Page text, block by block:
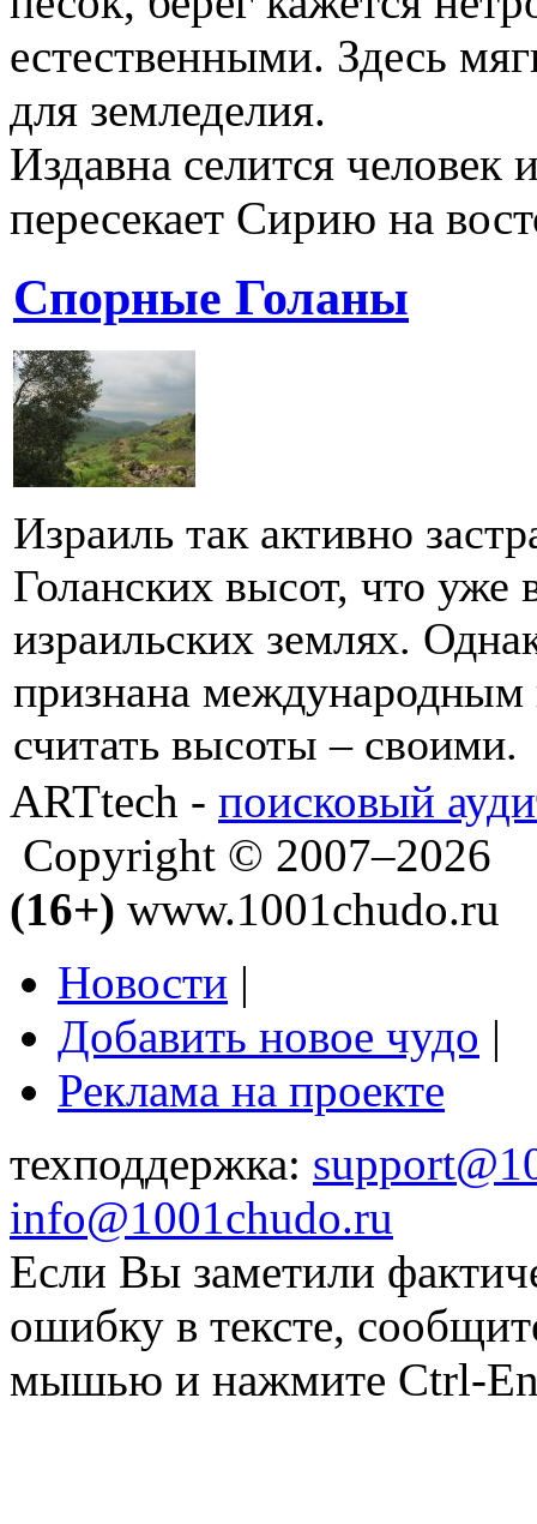
естественными. Здесь
для земледелия.
Издавна селится человек
пересекает Сирию на
Спорные Голаны
Израиль так активно
Голанских высот, что уже
израильских землях.
признана
считать высоты – своими.
ARTtech - поисковый
Copyright © 2007–2026
(16+) www.1001chudo.ru
Новости |
Добавить новое чудо |
Реклама на проекте
техподдержка:
info@1001chudo.ru
Если Вы заметили
ошибку в тексте,
мышью и нажмите Ctrl-